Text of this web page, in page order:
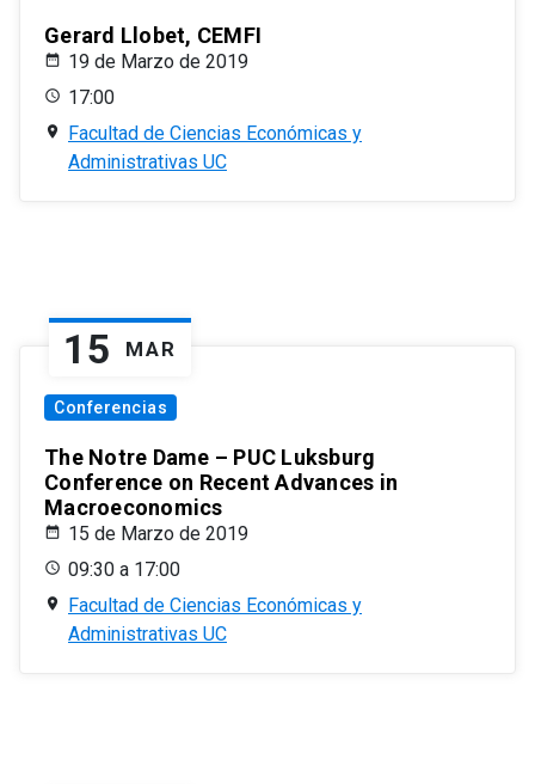
Gerard Llobet, CEMFI
19 de Marzo de 2019
17:00
Facultad de Ciencias Económicas y
Administrativas UC
15 MAR
Conferencias
The Notre Dame – PUC Luksburg
Conference on Recent Advances in
Macroeconomics
15 de Marzo de 2019
09:30 a 17:00
Facultad de Ciencias Económicas y
Administrativas UC